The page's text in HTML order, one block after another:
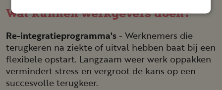
Wat kunnen werkgevers doen?
Re-integratieprogramma's - Werknemers die
terugkeren na ziekte of uitval hebben baat bij een
flexibele opstart. Langzaam weer werk oppakken
vermindert stress en vergroot de kans op een
succesvolle terugkeer.